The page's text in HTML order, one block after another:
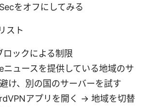
をオフにしてみる
スト
ロックによる制限
ニュースを提供している地域のサ
け、別の国のサーバーを試す
アプリを開く → 地域を切替